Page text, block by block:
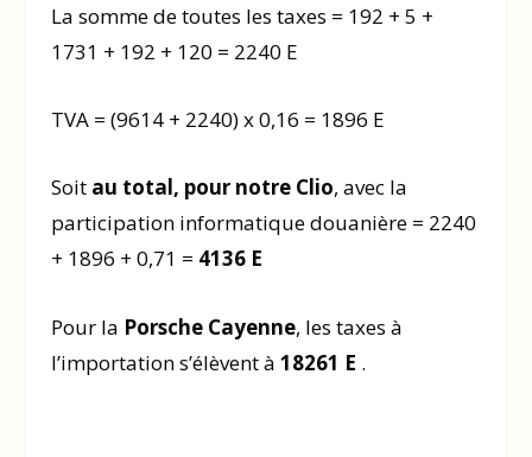
La somme de toutes les taxes = 192 + 5 +
1731 + 192 + 120 = 2240 E
TVA = (9614 + 2240) x 0,16 = 1896 E
Soitau total, pour notre Clio, avec la
participation informatique douanière = 2240
+ 1896 + 0,71 = 4136 E
Pour la Porsche Cayenne, les taxes à
l’importation s’élèvent à 18261 E .